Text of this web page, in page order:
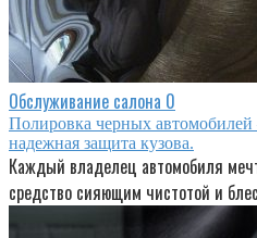
Обслуживание салона 0
Полировка черных
надежная защита кузова.
Каждый владелец автомобиля
средство сияющим чистотой и